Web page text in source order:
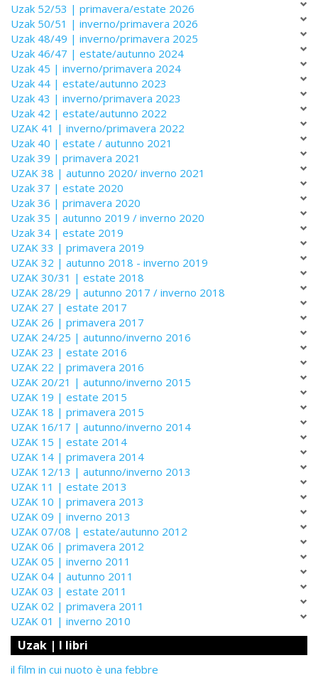
Uzak 52/53 | primavera/estate 2026
Uzak 50/51 | inverno/primavera 2026
Uzak 48/49 | inverno/primavera 2025
Uzak 46/47 | estate/autunno 2024
Uzak 45 | inverno/primavera 2024
Uzak 44 | estate/autunno 2023
Uzak 43 | inverno/primavera 2023
Uzak 42 | estate/autunno 2022
UZAK 41 | inverno/primavera 2022
Uzak 40 | estate / autunno 2021
Uzak 39 | primavera 2021
UZAK 38 | autunno 2020/ inverno 2021
Uzak 37 | estate 2020
Uzak 36 | primavera 2020
Uzak 35 | autunno 2019 / inverno 2020
Uzak 34 | estate 2019
UZAK 33 | primavera 2019
UZAK 32 | autunno 2018 - inverno 2019
UZAK 30/31 | estate 2018
UZAK 28/29 | autunno 2017 / inverno 2018
UZAK 27 | estate 2017
UZAK 26 | primavera 2017
UZAK 24/25 | autunno/inverno 2016
UZAK 23 | estate 2016
UZAK 22 | primavera 2016
UZAK 20/21 | autunno/inverno 2015
UZAK 19 | estate 2015
UZAK 18 | primavera 2015
UZAK 16/17 | autunno/inverno 2014
UZAK 15 | estate 2014
UZAK 14 | primavera 2014
UZAK 12/13 | autunno/inverno 2013
UZAK 11 | estate 2013
UZAK 10 | primavera 2013
UZAK 09 | inverno 2013
UZAK 07/08 | estate/autunno 2012
UZAK 06 | primavera 2012
UZAK 05 | inverno 2011
UZAK 04 | autunno 2011
UZAK 03 | estate 2011
UZAK 02 | primavera 2011
UZAK 01 | inverno 2010
Uzak | I libri
il film in cui nuoto è una febbre